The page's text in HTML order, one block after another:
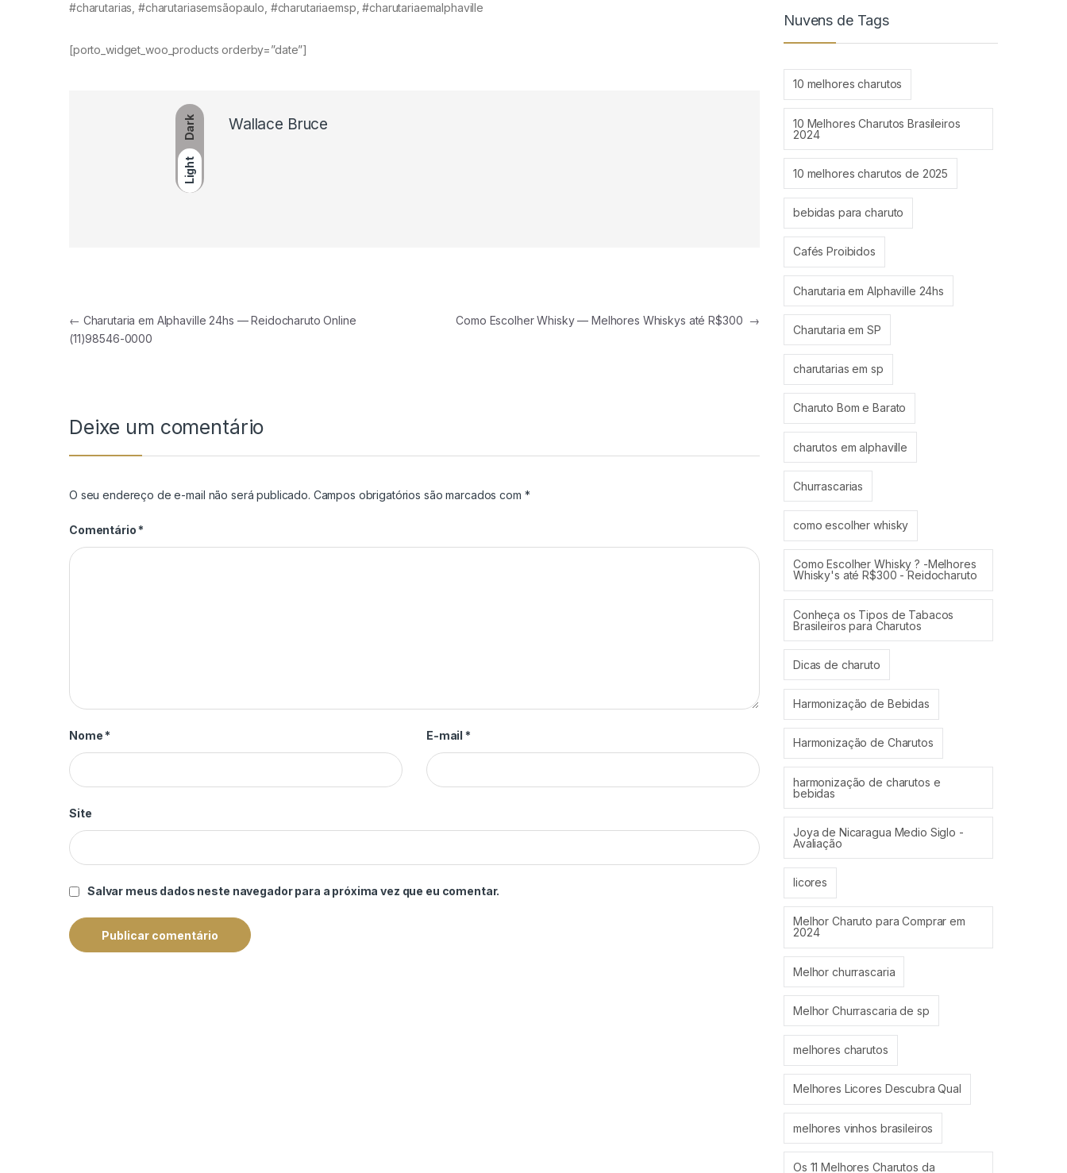
Dark
Light
#charutarias, #charutariasemsãopaulo, #charutariaemsp, #charutariaemalphaville
[porto_widget_woo_products orderby=”date”]
Wallace Bruce
Navegação de Post
← Charutaria em Alphaville 24hs — Reidocharuto Online
(11)98546-0000
Como Escolher Whisky — Melhores Whiskys até R$300 →
Deixe um comentário
O seu endereço de e-mail não será publicado. Campos obrigatórios são marcados com *
Comentário *
Nome * E-mail *
Site
Salvar meus dados neste navegador para a próxima vez que eu comentar.
Nuvens de Tags
10 melhores charutos
10 Melhores Charutos Brasileiros
2024
10 melhores charutos de 2025
bebidas para charuto
Cafés Proibidos
Charutaria em Alphaville 24hs
Charutaria em SP
charutarias em sp
Charuto Bom e Barato
charutos em alphaville
Churrascarias
como escolher whisky
Como Escolher Whisky ? -Melhores
Whisky's até R$300 - Reidocharuto
Conheça os Tipos de Tabacos
Brasileiros para Charutos
Dicas de charuto
Harmonização de Bebidas
Harmonização de Charutos
harmonização de charutos e
bebidas
Joya de Nicaragua Medio Siglo -
Avaliação
licores
Melhor Charuto para Comprar em
2024
Melhor churrascaria
Melhor Churrascaria de sp
melhores charutos
Melhores Licores Descubra Qual
melhores vinhos brasileiros
Os 11 Melhores Charutos da